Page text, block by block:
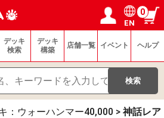
ログイン／会員登録
マイページ
EN
0
デッキ
検索
デッキ
構築
店舗一覧 イベント ヘルプ
：ウォーハンマー40,000 > 神話レア